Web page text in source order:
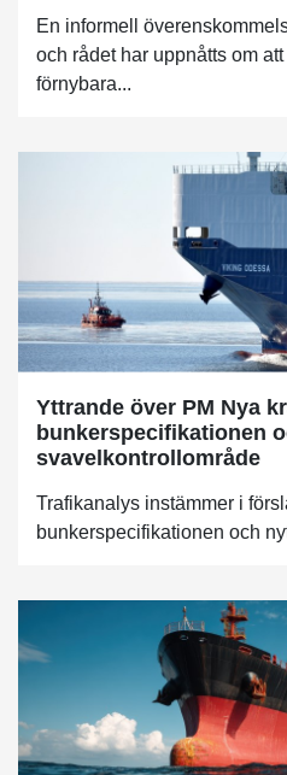
En informell
och rådet har uppnåtts om
förnybara...
Yttrande över PM Nya
bunkerspecifikationen
svavelkontrollområde
Trafikanalys instämmer i
bunkerspecifikationen och